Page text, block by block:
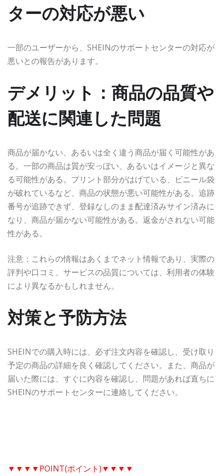
ターの対応が悪い
一部のユーザーから、SHEINのサポートセンターの対応が
悪いとの報告があります。
デメリット：商品の品質や
配送に関連した問題
商品が届かない、あるいは全く違う商品が届く可能性があ
る。一部の商品は質が安っぽい、あるいはイメージと異な
る可能性がある。プリント部分がはげている、ビニール袋
が破れているなど、商品の状態が悪い可能性がある。追跡
番号が追跡できず、登録なしのまま配達済みサイン済みに
なり、商品が届かない可能性がある。返金がされない可能
性がある。
注意：これらの情報はあくまでネット情報であり、実際の
評判や口コミ、サービスの品質については、利用者の体験
により異なるかもしれません。
対策と予防方法
SHEINでの購入時には、必ず注文内容を確認し、受け取り
予定の商品の詳細を良く確認してください。また、商品が
届いた際には、すぐに内容を確認し、問題があれば直ちに
SHEINのサポートセンターに連絡してください。
▼▼▼▼POINT(ポイント)▼▼▼▼